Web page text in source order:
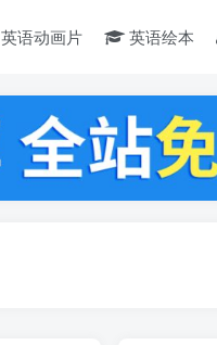
英语动画片 英语绘本